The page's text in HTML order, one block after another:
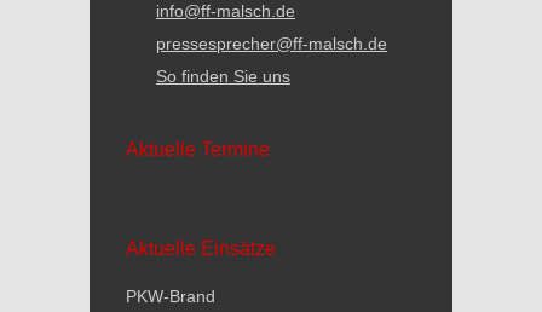
info@ff-malsch.de
pressesprecher@ff-malsch.de
So finden Sie uns
Aktuelle Termine
Aktuelle Einsätze
PKW-Brand